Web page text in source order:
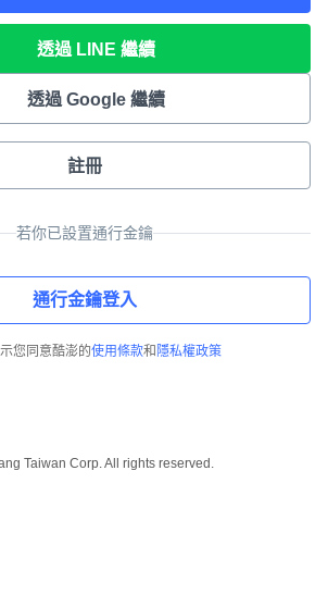
透過 LINE 繼續
透過 Google 繼續
註冊
若你已設置通行金鑰
通行金鑰登入
您同意酷澎的使用條款和 隱私權政策
Taiwan Corp. All rights reserved.